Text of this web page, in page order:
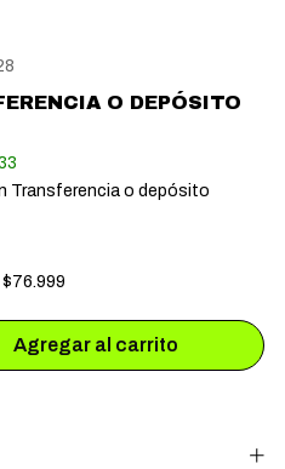
O DEPÓSITO
Transferencia o depósito
$76.999